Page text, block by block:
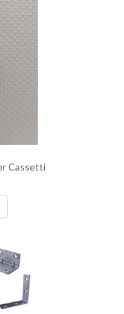
Cassetti